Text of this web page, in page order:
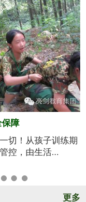
基地
施设备齐全，军事
范安全，纪...
更多